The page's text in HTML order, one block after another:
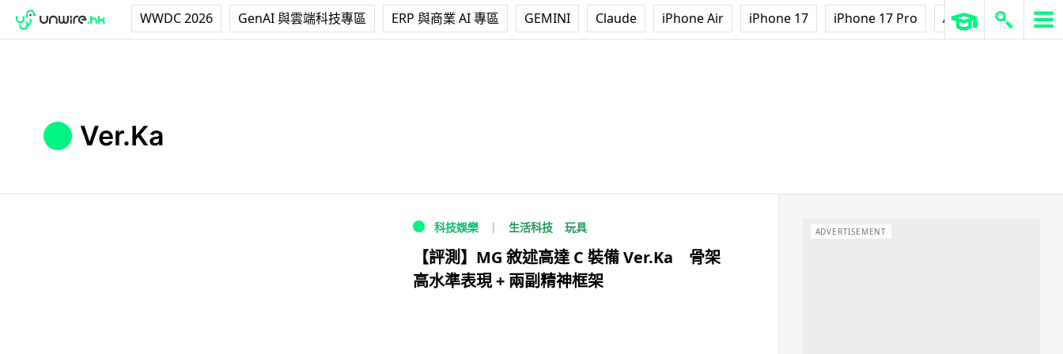
WWDC 2026 GenAI 與雲端科技專區 ERP 與商業 AI 專區 GEMINI Claude iPhone Air iPhone 17 iPhone 17 Pro AirPods Pro 3
Ver.Ka
科技娛樂 生活科技 玩具
【評測】MG 敘述高達 C 裝備 Ver.Ka 骨架
高水準表現 + 兩副精神框架
ADVERTISEMENT